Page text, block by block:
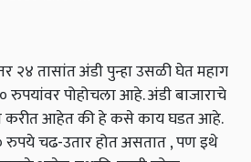
२४ तासांत अंडी पुन्हा उसळी घेत महाग
पोहोचला आहे. अंडी बाजाराचे
करीत आहेत की हे कसे काय घडत आहे.
रुपये चढ-उतार होत असतात , पण इथे